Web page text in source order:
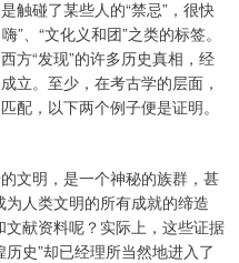
触碰了某些人的“禁忌”，很快
”、“文化义和团”之类的标签。
方“发现”的许多历史真相，经
立。至少，在考古学的层面，
配，以下两个例子便是证明。
文明，是一个神秘的族群，甚
人类文明的所有成就的缔造
献资料呢？实际上，这些证据
史”却已经理所当然地进入了